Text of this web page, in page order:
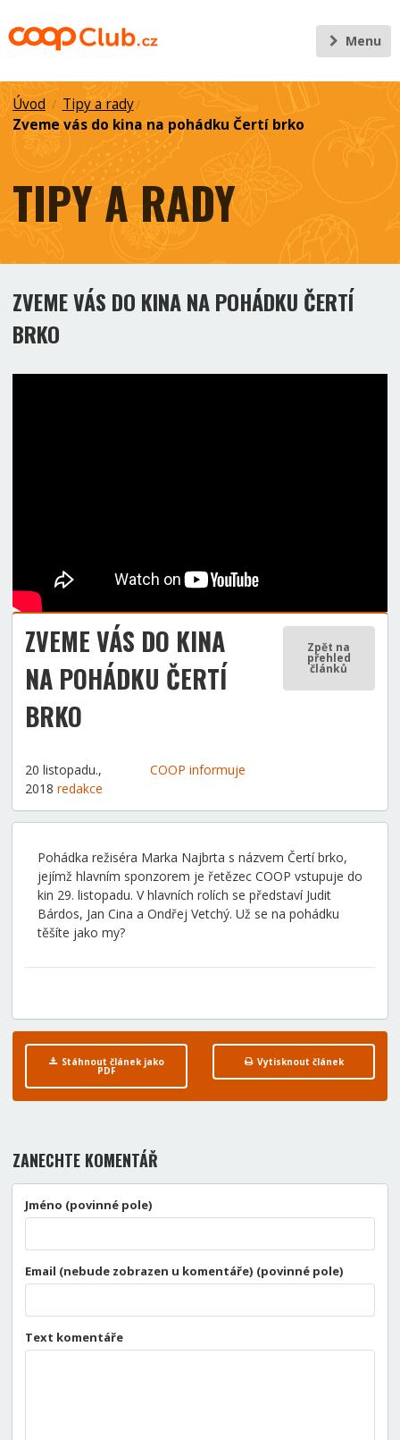
Menu
Úvod / Tipy a rady/
Zveme vás do kina na pohádku Čertí brko
TIPY A RADY
ZVEME VÁS DO KINA NA POHÁDKU ČERTÍ
BRKO
ZVEME VÁS DO KINA
NA POHÁDKU ČERTÍ
BRKO
Zpět na
přehled
článků
20 listopadu.,
2018 redakce
COOP informuje
Pohádka režiséra Marka Najbrta s názvem Čertí brko,
jejímž hlavním sponzorem je řetězec COOP vstupuje do
kin 29. listopadu. V hlavních rolích se představí Judit
Bárdos, Jan Cina a Ondřej Vetchý. Už se na pohádku
těšíte jako my?
Stáhnout článek jako
PDF
Vytisknout článek
ZANECHTE KOMENTÁŘ
Jméno (povinné pole)
Email (nebude zobrazen u komentáře) (povinné pole)
Text komentáře